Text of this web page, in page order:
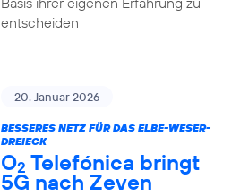
entscheiden
20. Januar 2026
BESSERES NETZ FÜR DAS ELBE-WESER-
DREIECK
O2 Telefónica bringt
5G nach Zeven